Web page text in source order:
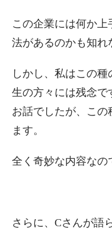
この企業には何か
法があるのかも知れ
しかし、私はこの
生の方々には残念で
お話でしたが、この
ます。
全く奇妙な内容なの
さらに、Cさんが語